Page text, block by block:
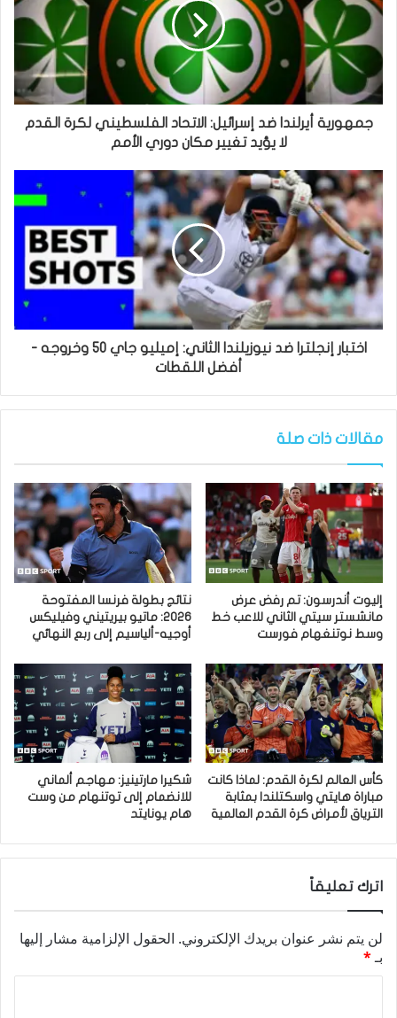
جمهورية أيرلندا ضد إسرائيل: الاتحاد الفلسطيني لكرة القدم
لا يؤيد تغيير مكان دوري الأمم
اختبار إنجلترا ضد نيوزيلندا الثاني: إميليو جاي 50 وخروجه -
أفضل اللقطات
مقالات ذات صلة
إليوت أندرسون: تم رفض عرض
مانشستر سيتي الثاني للاعب خط
وسط نوتنغهام فورست
نتائج بطولة فرنسا المفتوحة
2026: ماتيو بيريتيني وفيليكس
أوجيه-ألياسيم إلى ربع النهائي
كأس العالم لكرة القدم: لماذا كانت
مباراة هايتي واسكتلندا بمثابة
الترياق لأمراض كرة القدم العالمية
شكيرا مارتينيز: مهاجم ألماني
للانضمام إلى توتنهام من وست
هام يونايتد
اترك تعليقاً
لن يتم نشر عنوان بريدك الإلكتروني. الحقول الإلزامية مشار إليها
بـ*